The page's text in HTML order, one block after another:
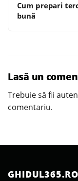
Cum prepari
bună
Lasă un
Trebuie să fii
comentariu.
GHIDUL365.RO